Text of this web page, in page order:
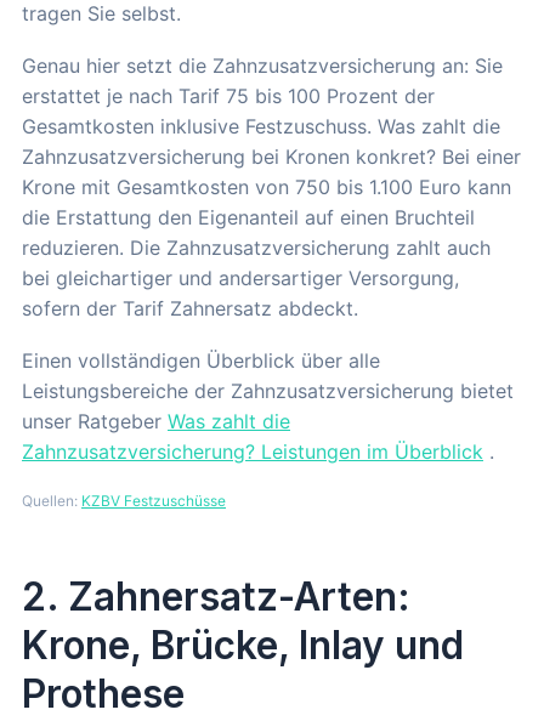
tragen Sie selbst.
Genau hier setzt die Zahnzusatzversicherung an: Sie
erstattet je nach Tarif 75 bis 100 Prozent der
Gesamtkosten inklusive Festzuschuss. Was zahlt die
Zahnzusatzversicherung bei Kronen konkret? Bei einer
Krone mit Gesamtkosten von 750 bis 1.100 Euro kann
die Erstattung den Eigenanteil auf einen Bruchteil
reduzieren. Die Zahnzusatzversicherung zahlt auch
bei gleichartiger und andersartiger Versorgung,
sofern der Tarif Zahnersatz abdeckt.
Einen vollständigen Überblick über alle
Leistungsbereiche der Zahnzusatzversicherung bietet
unser Ratgeber Was zahlt die
Zahnzusatzversicherung? Leistungen im Überblick .
Quellen: KZBV Festzuschüsse
2. Zahnersatz-Arten:
Krone, Brücke, Inlay und
Prothese